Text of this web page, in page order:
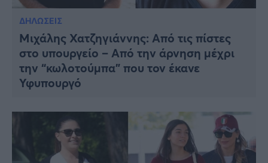
ΔΗΛΩΣΕΙΣ
Μιχάλης Χατζηγιάννης: Από τις πίστες
στο υπουργείο – Από την άρνηση μέχρι
την “κωλοτούμπα” που τον έκανε
Υφυπουργό